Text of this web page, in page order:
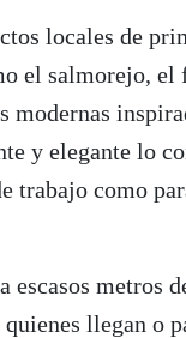
locales de
el salmorejo, el
modernas
y elegante lo
trabajo como
escasos metros
llegan o